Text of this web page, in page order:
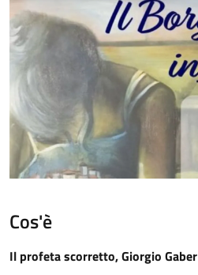
Cos'è
Il profeta scorretto, Giorgio Gaber